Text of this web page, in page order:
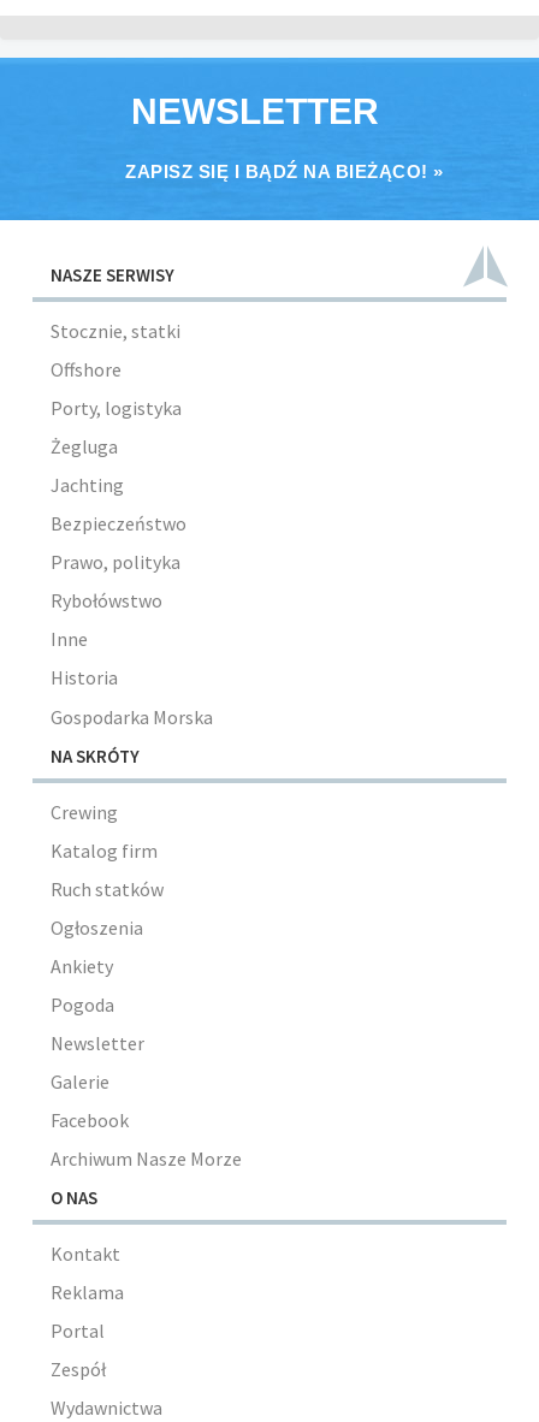
NEWSLETTER
ZAPISZ SIĘ I BĄDŹ NA BIEŻĄCO! »
NASZE SERWISY
Stocznie, statki
Offshore
Porty, logistyka
Żegluga
Jachting
Bezpieczeństwo
Prawo, polityka
Rybołówstwo
Inne
Historia
Gospodarka Morska
NA SKRÓTY
Crewing
Katalog firm
Ruch statków
Ogłoszenia
Ankiety
Pogoda
Newsletter
Galerie
Facebook
Archiwum Nasze Morze
O NAS
Kontakt
Reklama
Portal
Zespół
Wydawnictwa